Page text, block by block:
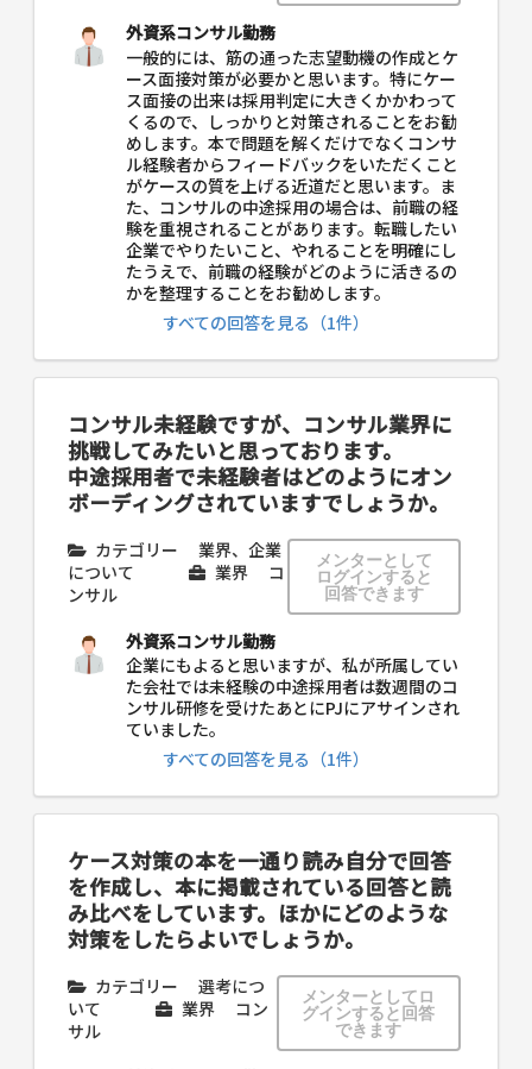
外資系コンサル勤務
一般的には、筋の通った志望動機の作成とケ
ース面接対策が必要かと思います。特にケー
ス面接の出来は採用判定に大きくかかわって
くるので、しっかりと対策されることをお勧
めします。本で問題を解くだけでなくコンサ
ル経験者からフィードバックをいただくこと
がケースの質を上げる近道だと思います。ま
た、コンサルの中途採用の場合は、前職の経
験を重視されることがあります。転職したい
企業でやりたいこと、やれることを明確にし
たうえで、前職の経験がどのように活きるの
かを整理することをお勧めします。
すべての回答を見る（1件）
コンサル未経験ですが、コンサル業界に
挑戦してみたいと思っております。
中途採用者で未経験者はどのようにオン
ボーディングされていますでしょうか。
カテゴリー
業界、企業
について
業界
コ
ンサル
メンターとして
ログインすると
回答できます
外資系コンサル勤務
企業にもよると思いますが、私が所属してい
た会社では未経験の中途採用者は数週間のコ
ンサル研修を受けたあとにPJにアサインされ
ていました。
すべての回答を見る（1件）
ケース対策の本を一通り読み自分で回答
を作成し、本に掲載されている回答と読
み比べをしています。ほかにどのような
対策をしたらよいでしょうか。
カテゴリー
選考につ
いて
業界
コン
サル
メンターとしてロ
グインすると回答
できます